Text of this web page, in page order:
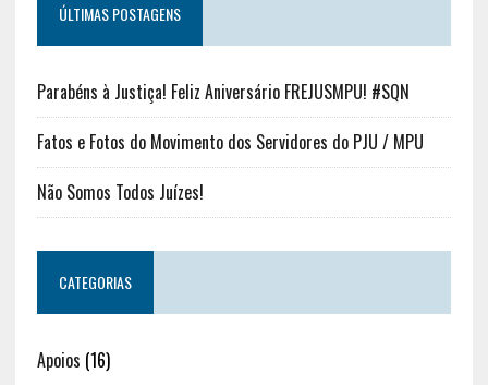
ÚLTIMAS POSTAGENS
Parabéns à Justiça! Feliz Aniversário FREJUSMPU! #SQN
Fatos e Fotos do Movimento dos Servidores do PJU / MPU
Não Somos Todos Juízes!
CATEGORIAS
Apoios (16)